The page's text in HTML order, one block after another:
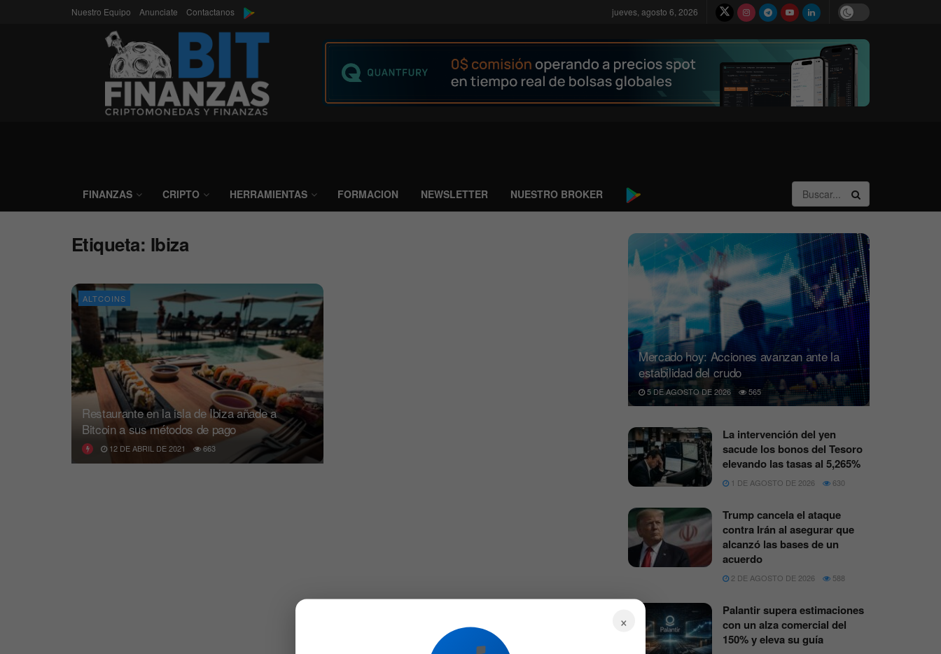
Nuestro Equipo Anunciate Contactanos jueves, agosto 6, 2026
FINANZAS CRIPTO HERRAMIENTAS FORMACION NEWSLETTER NUESTRO BROKER
Etiqueta: Ibiza
ALTCOINS
Restaurante en la isla de Ibiza añade a
Bitcoin a sus métodos de pago
12 DE ABRIL DE 2021 663
Mercado hoy: Acciones avanzan ante la
estabilidad del crudo
5 DE AGOSTO DE 2026 565
La intervención del yen
sacude los bonos del Tesoro
elevando las tasas al 5,265%
1 DE AGOSTO DE 2026 630
Trump cancela el ataque
contra Irán al asegurar que
alcanzó las bases de un
acuerdo
2 DE AGOSTO DE 2026 588
Palantir supera estimaciones
con un alza comercial del
150% y eleva su guía
×